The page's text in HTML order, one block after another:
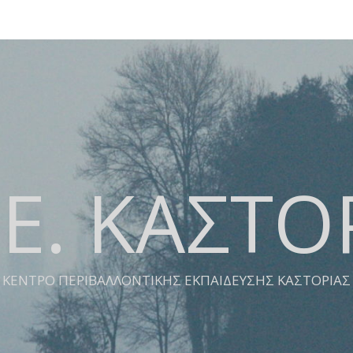
ΚΕΝΤΡΟ ΠΕΡΙΒΑΛΛΟΝΤΙΚΗΣ ΕΚΠΑΙΔΕΥΣΗΣ ΚΑΣΤΟΡΙΑΣ